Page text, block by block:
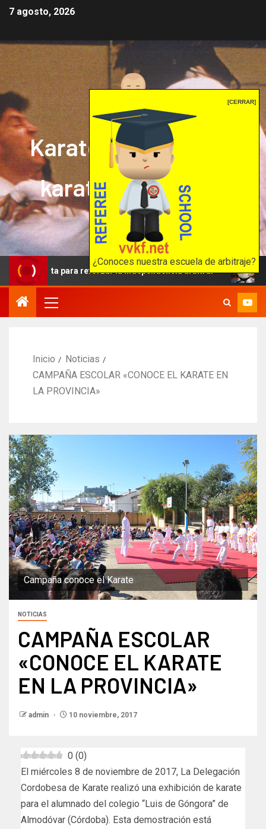
[CERRAR]
¿Conoces nuestra escuela de arbitraje?
7 agosto, 2026
Karate mrprepor: el
karate en internet
El karate en internet
reforzar la independencia arbitral Evolución del
Inicio
Noticias
CAMPAÑA ESCOLAR «CONOCE EL KARATE EN
LA PROVINCIA»
Campaña conoce el Karate
NOTICIAS
CAMPAÑA ESCOLAR
«CONOCE EL KARATE
EN LA PROVINCIA»
admin 10 noviembre, 2017
0 (0)
El miércoles 8 de noviembre de 2017, La Delegación
Cordobesa de Karate realizó una exhibición de karate
para el alumnado del colegio “Luis de Góngora” de
Almodóvar (Córdoba). Esta demostración está